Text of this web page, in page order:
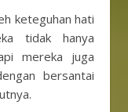
keteguhan hati
tidak hanya
mereka juga
bersantai